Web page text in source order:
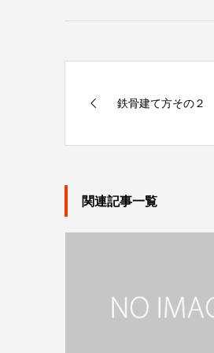
鉄骨建て方その２
関連記事一覧